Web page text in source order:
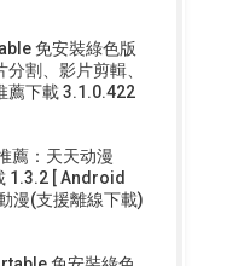
免安裝綠色版
割、影片剪輯、
薦下載 3.1.0.422
薦：天天动漫
1.3.2 [ Android
漫(支援離線下載)